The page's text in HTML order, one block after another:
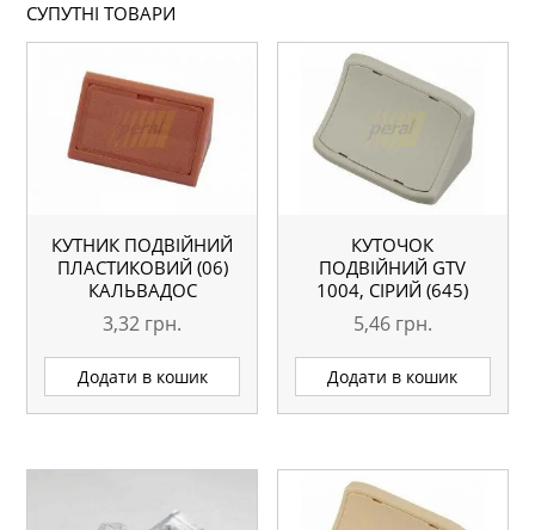
СУПУТНІ ТОВАРИ
КУТНИК ПОДВІЙНИЙ
ПЛАСТИКОВИЙ (06)
КАЛЬВАДОС
3,32 грн.
Додати в кошик
КУТОЧОК
ПОДВІЙНИЙ GTV
1004, СІРИЙ (645)
5,46 грн.
Додати в кошик